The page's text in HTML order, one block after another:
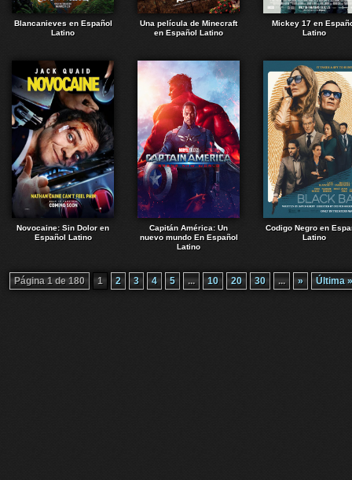
Blancanieves en Español
Latino
Una película de Minecraft
en Español Latino
Mickey 17 en
Latino
Novocaine: Sin Dolor en
Español Latino
Capitán América: Un
nuevo mundo En Español
Latino
Codigo Negro en
Latino
Página 1 de 180 1 2 3 4 5 ... 10 20 30 ... » Última »